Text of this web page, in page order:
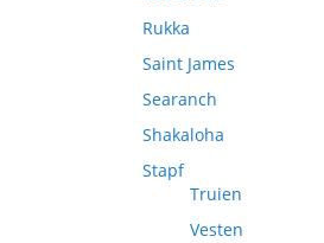
Rukka
Saint James
Searanch
Shakaloha
Stapf
Truien
Vesten